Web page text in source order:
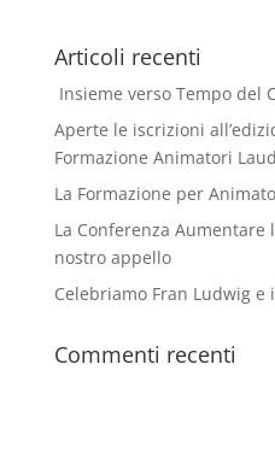
Articoli recenti
Insieme verso Tempo del
Aperte le iscrizioni
Formazione Animatori
La Formazione per
La Conferenza Aumentare
nostro appello
Celebriamo Fran Ludwig e
Commenti recenti